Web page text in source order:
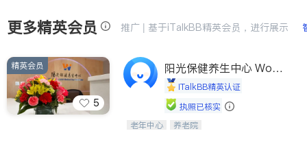
建筑装修 教育
养老 非盈利组织
Diamond Bar & Covina
Rowland Heights & Hacienda H
eights
Los Angeles County - Other Ci
ties
更多精英会员 推广 | 基于iTalkBB精英会员，进行展示
5
精英会员
阳光保健养生中心 World
shineiTalkBB精英认证
执照已核实
阳光保健养生中心为老年人提供日间护
老年中心 养老院